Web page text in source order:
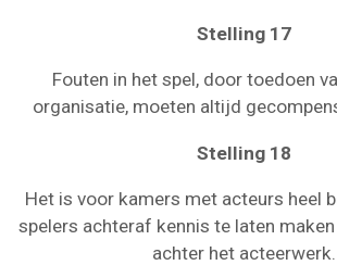
Stelling 17
Fouten in het spel, door toedoen
organisatie, moeten altijd
Stelling 18
Het is voor kamers met acteurs heel
spelers achteraf kennis te laten
achter het acteerwerk.